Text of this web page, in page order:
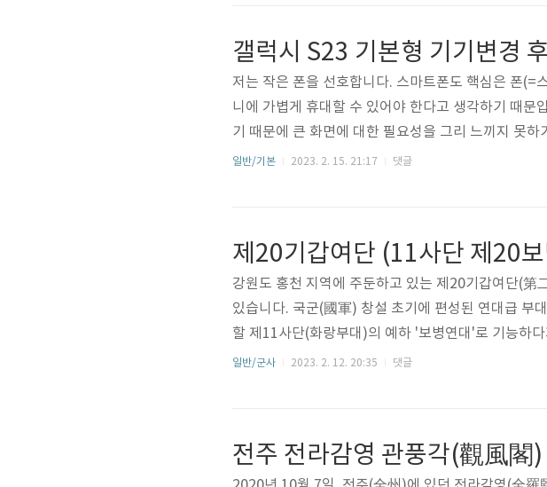
제국에서도..
갤럭시 S23 기본형 기기변경 후
저는 작은 폰을 선호합니다. 스마트폰도 핵심은 폰(=
니에 가볍게 휴대할 수 있어야 한다고 생각하기 때문
기 때문에 큰 화면에 대한 필요성을 그리 느끼지 못
폰 사이즈가 점점 커지고 있어서, 이처럼 상대적으로
르면서 부드럽고 쨍쨍하고 오래간다..
일반/기본 2023. 2. 15. 21:17 댓글
제20기갑여단 (11사단 제20보
강원도 홍천 지역에 주둔하고 있는 제20기갑여단(
있습니다. 국군(國軍) 창설 초기에 편성된 연대급 부
할 제11사단(화랑부대)의 예하 '보병연대'로 기능하
거쳐 현재는 제3군단 직할 '기갑여단'이 되어 있는 것
창설 (국방경비대 제4연대)1946년 4월..
일반/군사 2023. 2. 12. 20:35 댓글
전주 전라감영 관풍각(觀風閣